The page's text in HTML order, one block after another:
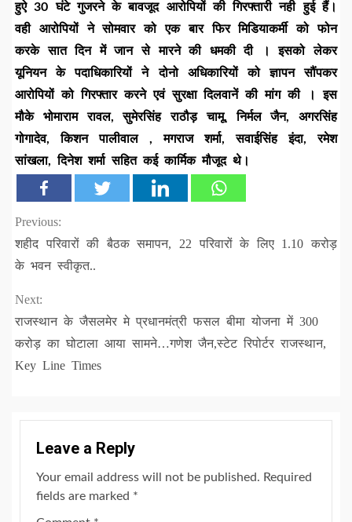
हुऐ 30 घंटे गुजरने के बावजूद आरोपियों की गिरफ्तारी नही हुई हैं।
वही आरोपियों ने सोमवार को एक बार फिर मिडियाकर्मी को फोन
करके सात दिन में जान से मारने की धमकी दी । इसको लेकर
यूनियन के पदाधिकारियों ने दोनो अधिकारियों को ज्ञापन सौंपकर
आरोपियों को गिरफ्तार करने एवं सुरक्षा दिलवानें की मांग की । इस
मौके भोमाराम रावल, सुमेरसिंह राठौड़ चामू, निर्मल जैन, अगरसिंह
गोगादेव, किशन पालीवाल , मगराज शर्मा, सवाईसिंह इंदा, रमेश
सांखला, दिनेश शर्मा सहित कई कार्मिक मौजूद थे।
Continue
Reading
Previous:
शहीद परिवारों की बैठक समापन, 22 परिवारों के लिए 1.10 करोड़
के भवन स्वीकृत..
Next:
राजस्थान के जैसलमेर मे प्रधानमंत्री फसल बीमा योजना में 300
करोड़ का घोटाला आया सामने…गणेश जैन,स्टेट रिपोर्टर राजस्थान,
Key Line Times
Leave a Reply
Your email address will not be published. Required
fields are marked *